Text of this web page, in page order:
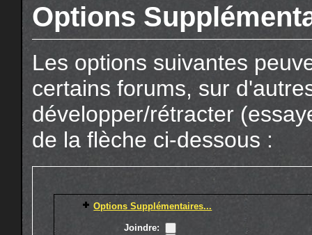
Options
Les options suivantes
certains forums, sur
développer/rétracter
de la flèche ci-dessous :
Options Supplémentaires...
Joindre: